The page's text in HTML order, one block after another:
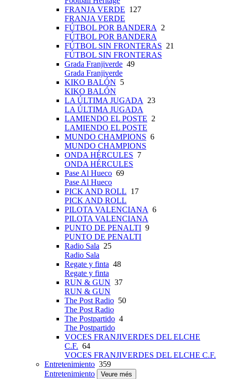
FRANJA VERDE 127
FRANJA VERDE
FÚTBOL POR BANDERA
2
FÚTBOL POR BANDERA
FÚTBOL SIN FRONTERAS 21
FÚTBOL SIN FRONTERAS
Grada Franjiverde 49
Grada Franjiverde
KIKO BALÓN 5
KIKO BALÓN
LA ÚLTIMA JUGADA
23
LA ÚLTIMA JUGADA
LAMIENDO EL POSTE 2
LAMIENDO EL POSTE
MUNDO CHAMPIONS 6
MUNDO CHAMPIONS
ONDA HÉRCULES 7
ONDA HÉRCULES
Pase Al Hueco 69
Pase Al Hueco
PICK AND ROLL 17
PICK AND ROLL
PILOTA VALENCIANA 6
PILOTA VALENCIANA
PUNTO DE PENALTI 9
PUNTO DE PENALTI
Radio Sala 25
Radio Sala
Regate y finta 48
Regate y finta
RUN & GUN 37
RUN & GUN
The Post Radio 50
The Post Radio
The Postpartido 4
The Postpartido
VOCES FRANJIVERDES DEL ELCHE
C.F. 64
VOCES FRANJIVERDES DEL ELCHE C.F.
Entretenimiento 359
Entretenimiento
Veure més